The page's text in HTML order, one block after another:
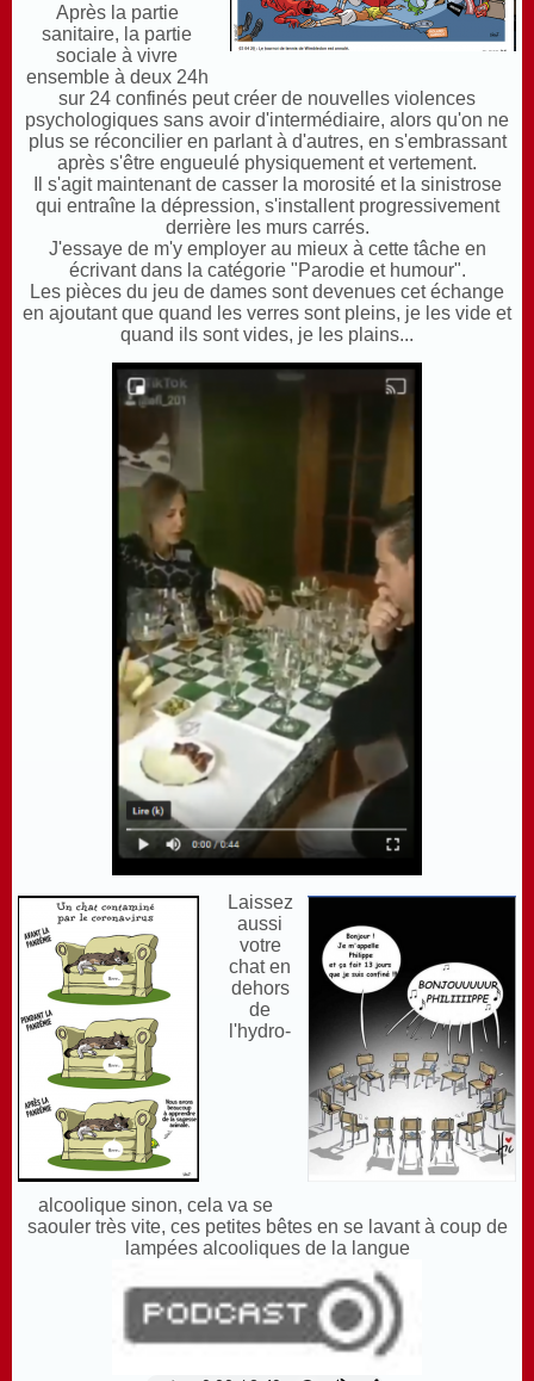
Après la partie
sanitaire, la partie
sociale à vivre
ensemble à deux 24h
sur 24 confinés peut créer de nouvelles violences
psychologiques sans avoir d'intermédiaire, alors qu'on ne
plus se réconcilier en parlant à d'autres, en s'embrassant
après s'être engueulé physiquement et vertement.
Il s'agit maintenant de casser la morosité et la sinistrose
qui entraîne la dépression, s'installent progressivement
derrière les murs carrés.
J'essaye de m'y employer au mieux à cette tâche en
écrivant dans la catégorie "Parodie et humour".
Les pièces du jeu de dames sont devenues cet échange
en ajoutant que quand les verres sont pleins, je les vide et
quand ils sont vides, je les plains...
Laissez
aussi
votre
chat en
dehors
de
l'hydro-
alcoolique sinon, cela va se
saouler très vite, ces petites bêtes en se lavant à coup de
lampées alcooliques de la langue